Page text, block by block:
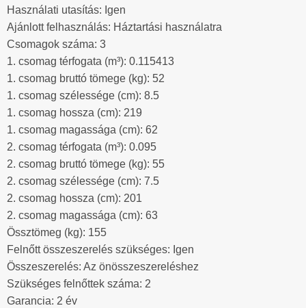
Használati utasítás: Igen
Ajánlott felhasználás: Háztartási használatra
Csomagok száma: 3
1. csomag térfogata (m³): 0.115413
1. csomag bruttó tömege (kg): 52
1. csomag szélessége (cm): 8.5
1. csomag hossza (cm): 219
1. csomag magassága (cm): 62
2. csomag térfogata (m³): 0.095
2. csomag bruttó tömege (kg): 55
2. csomag szélessége (cm): 7.5
2. csomag hossza (cm): 201
2. csomag magassága (cm): 63
Össztömeg (kg): 155
Felnőtt összeszerelés szükséges: Igen
Összeszerelés: Az önösszeszereléshez
Szükséges felnőttek száma: 2
Garancia: 2 év